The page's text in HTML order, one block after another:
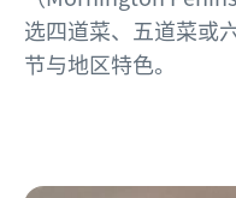
选四道菜、五道菜或
节与地区特色。